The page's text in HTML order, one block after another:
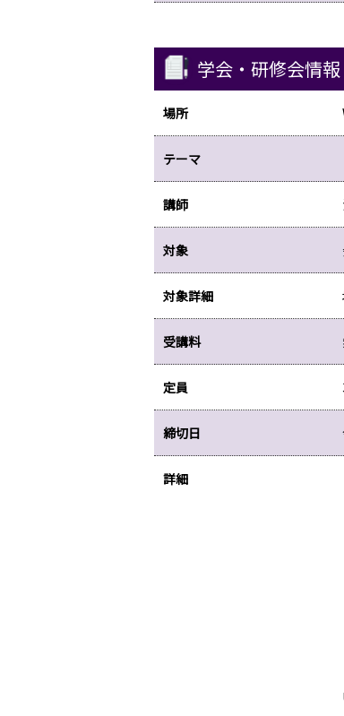
学会・研修会情報
場所
テーマ
講師
対象
対象詳細
受講料
定員
締切日
詳細